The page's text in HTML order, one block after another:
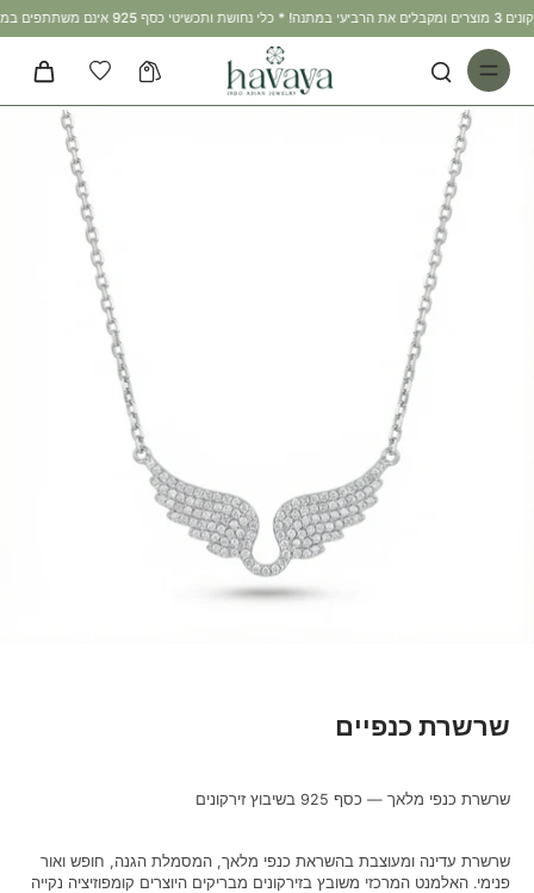
שרשרת כנפיים
שרשרת כנפי מלאך — כסף 925 בשיבוץ זירקונים
שרשרת עדינה ומעוצבת בהשראת כנפי מלאך, המסמלת הגנה, חופש ואור
פנימי. האלמנט המרכזי משובץ בזירקונים מבריקים היוצרים קומפוזיציה נקייה